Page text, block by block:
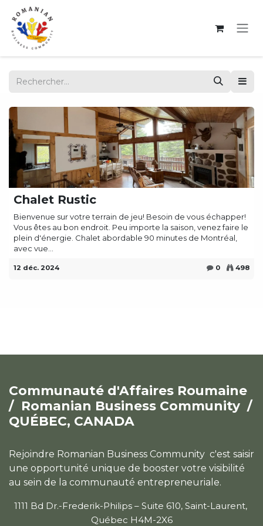
Se rendre au contenu
Chalet Rustic
Bienvenue sur votre terrain de jeu! Besoin de vous échapper!
Vous êtes au bon endroit. Peu importe la saison, venez faire le
plein d'énergie. Chalet abordable 90 minutes de Montréal,
avec vue...
12 déc. 2024 0 498
Communauté d'Affaires Roumaine
/ Romanian Business Community /
QUÉBEC, CANADA
Rejoindre Romanian Business Community c'est saisir
une opportunité unique de booster votre visibilité
au sein de la communauté entrepreneuriale.
1111 Bd Dr.-Frederik-Philips – Suite 610, Saint-Laurent,
Québec H4M-2X6